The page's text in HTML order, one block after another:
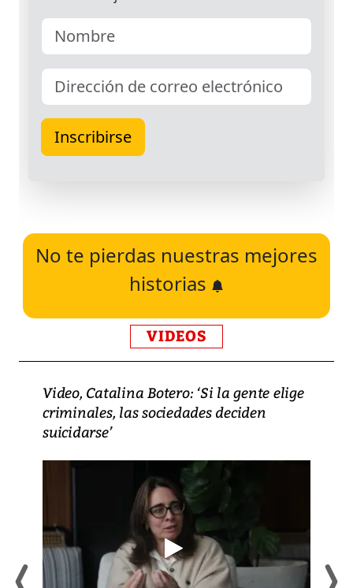
No te pierdas nuestras mejores
historias
VIDEOS
Video, Catalina Botero: ‘Si la gente elige
criminales, las sociedades deciden
suicidarse’